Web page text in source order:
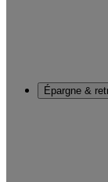
Épargne &